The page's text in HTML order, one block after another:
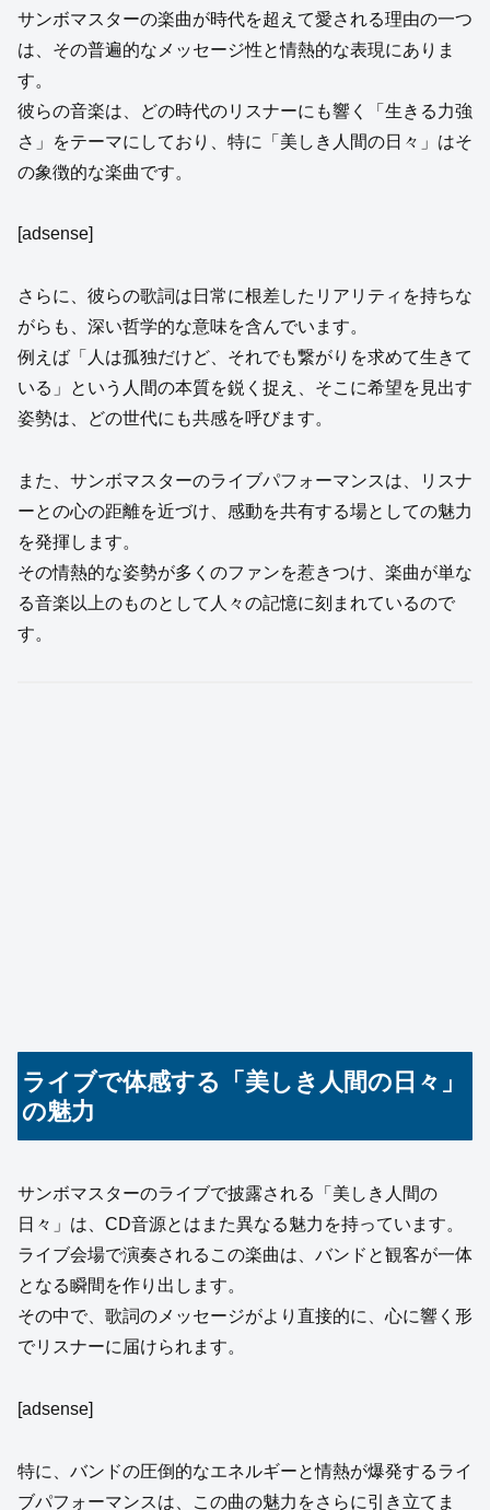
サンボマスターの楽曲が時代を超えて愛される理由の一つ
は、その普遍的なメッセージ性と情熱的な表現にありま
す。
彼らの音楽は、どの時代のリスナーにも響く「生きる力強
さ」をテーマにしており、特に「美しき人間の日々」はそ
の象徴的な楽曲です。
[adsense]
さらに、彼らの歌詞は日常に根差したリアリティを持ちな
がらも、深い哲学的な意味を含んでいます。
例えば「人は孤独だけど、それでも繋がりを求めて生きて
いる」という人間の本質を鋭く捉え、そこに希望を見出す
姿勢は、どの世代にも共感を呼びます。
また、サンボマスターのライブパフォーマンスは、リスナ
ーとの心の距離を近づけ、感動を共有する場としての魅力
を発揮します。
その情熱的な姿勢が多くのファンを惹きつけ、楽曲が単な
る音楽以上のものとして人々の記憶に刻まれているので
す。
ライブで体感する「美しき人間の日々」
の魅力
サンボマスターのライブで披露される「美しき人間の
日々」は、CD音源とはまた異なる魅力を持っています。
ライブ会場で演奏されるこの楽曲は、バンドと観客が一体
となる瞬間を作り出します。
その中で、歌詞のメッセージがより直接的に、心に響く形
でリスナーに届けられます。
[adsense]
特に、バンドの圧倒的なエネルギーと情熱が爆発するライ
ブパフォーマンスは、この曲の魅力をさらに引き立てま